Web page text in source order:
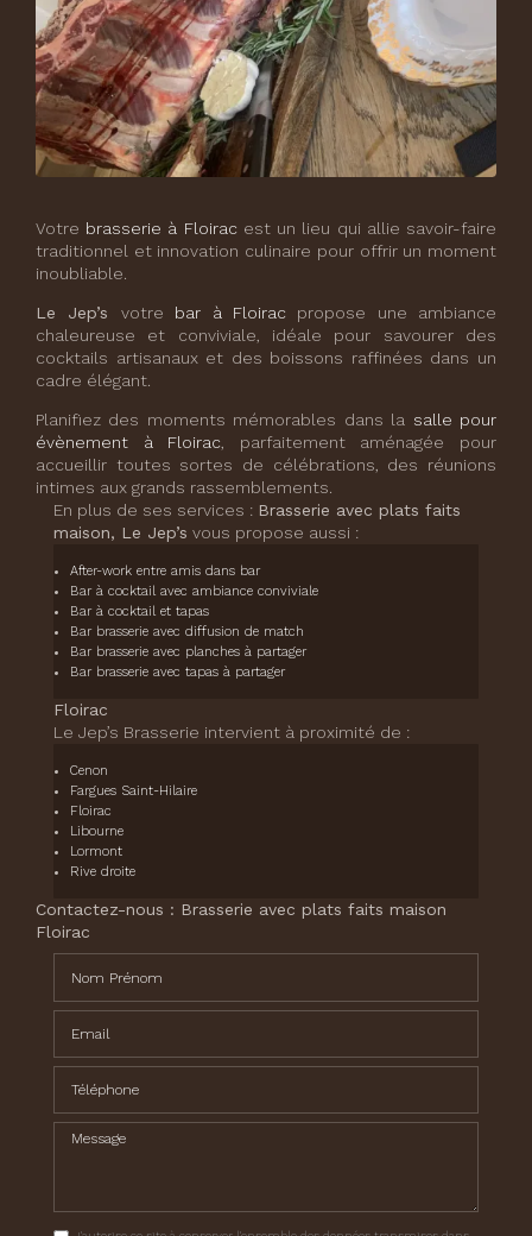
Votre brasserie à Floiracest un lieu qui allie savoir-faire
traditionnel et innovation culinaire pour offrir un moment
inoubliable.
Le Jep’s votre bar à Floiracpropose une ambiance
chaleureuse et conviviale, idéale pour savourer des
cocktails artisanaux et des boissons raffinées dans un
cadre élégant.
Planifiez des moments mémorables dans la salle pour
évènement à Floirac , parfaitement aménagée pour
accueillir toutes sortes de célébrations, des réunions
intimes aux grands rassemblements.
En plus de ses services : Brasserie avec plats faits
maison, Le Jep’s vous propose aussi :
After-work entre amis dans bar
Bar à cocktail avec ambiance conviviale
Bar à cocktail et tapas
Bar brasserie avec diffusion de match
Bar brasserie avec planches à partager
Bar brasserie avec tapas à partager
Floirac
Le Jep’s Brasserie intervient à proximité de :
Cenon
Fargues Saint-Hilaire
Floirac
Libourne
Lormont
Rive droite
Contactez-nous : Brasserie avec plats faits maison
Floirac
Message